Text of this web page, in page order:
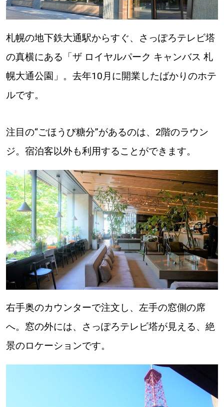
パートナーメディア Sitakkeパートナー
運営会社 広告掲載
情報提供・お問い合わせ 利用規約
閉じる
札幌の地下鉄大通駅からすぐ、さっぽろテレビ塔
の真横にある「ザ ロイヤルパーク キャンバス 札
幌大通公園」。去年10月に開業したばかりのホテ
ルです。
注目の“ごほうび糖分”があるのは、2階のラウン
ジ。宿泊客以外も利用することができます。
右手奥のカウンターで注文し、左手の窓側の席
へ。窓の外には、さっぽろテレビ塔が見える、絶
景のロケーションです。